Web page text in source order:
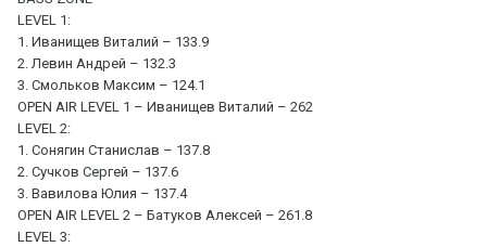
LEVEL 1:
1. Иванищев Виталий – 133.9
2. Левин Андрей – 132.3
3. Смольков Максим – 124.1
OPEN AIR LEVEL 1 – Иванищев Виталий – 262
LEVEL 2:
1. Сонягин Станислав – 137.8
2. Сучков Сергей – 137.6
3. Вавилова Юлия – 137.4
OPEN AIR LEVEL 2 – Батуков Алексей – 261.8
LEVEL 3: